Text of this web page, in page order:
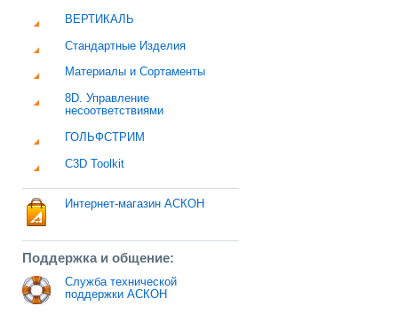
ВЕРТИКАЛЬ
Стандартные Изделия
Материалы и Сортаменты
8D. Управление
несоответствиями
ГОЛЬФСТРИМ
C3D Toolkit
Интернет-магазин АСКОН
Поддержка и общение:
Служба технической
поддержки АСКОН